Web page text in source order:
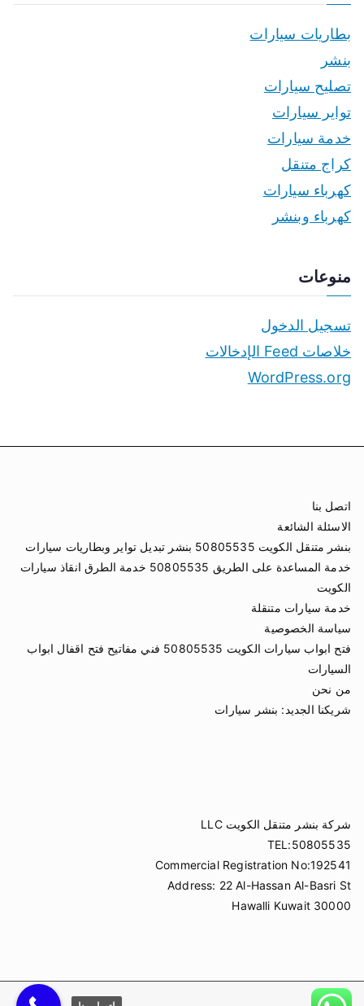
بطاريات سيارات
بنشر
تصليح سيارات
تواير سيارات
خدمة سيارات
كراج متنقل
كهرباء سيارات
كهرباء وبنشر
منوعات
تسجيل الدخول
خلاصات Feed الإدخالات
WordPress.org
اتصل بنا
الاسئلة الشائعة
بنشر متنقل الكويت 50805535 بنشر تبديل تواير وبطاريات سيارات
خدمة المساعدة على الطريق 50805535 خدمة الطرق انقاذ سيارات
الكويت
خدمة سيارات متنقلة
سياسة الخصوصية
فتح ابواب سيارات الكويت 50805535 فني مفاتيح فتح اقفال ابواب
السيارات
من نحن
شريكنا الجديد: بنشر سيارات
شركة بنشر متنقل الكويت LLC
TEL:50805535
Commercial Registration No:192541
Address: 22 Al-Hassan Al-Basri St
Hawalli Kuwait 30000